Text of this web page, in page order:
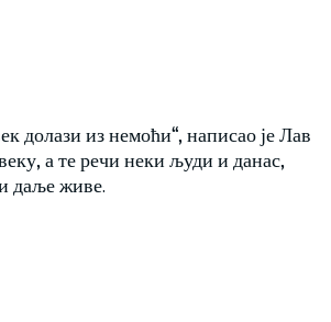
долази из немоћи“, написао је Лав
а те речи неки људи и данас,
даље живе.